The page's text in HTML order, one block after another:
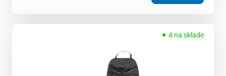
4 na sklade